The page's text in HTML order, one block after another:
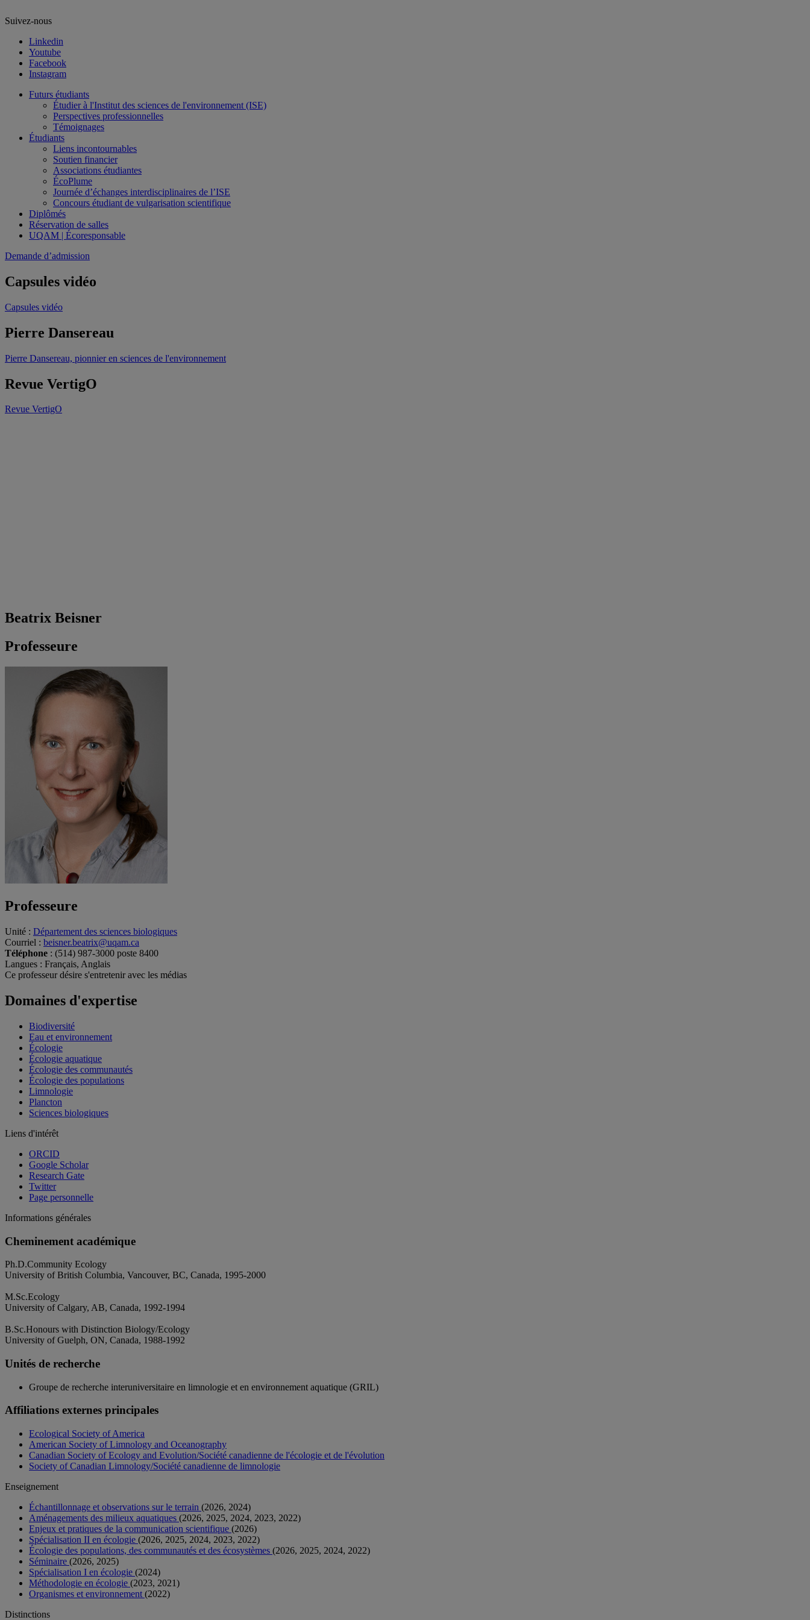
Suivez-nous
Linkedin
Youtube
Facebook
Instagram
Futurs étudiants
Étudier à l'Institut des sciences de l'environnement (ISE)
Perspectives professionnelles
Témoignages
Étudiants
Liens incontournables
Soutien financier
Associations étudiantes
ÉcoPlume
Journée d’échanges interdisciplinaires de l’ISE
Concours étudiant de vulgarisation scientifique
Diplômés
Réservation de salles
UQAM | Écoresponsable
Demande d’admission
Capsules vidéo
Capsules vidéo
Pierre Dansereau
Pierre Dansereau, pionnier en sciences de l'environnement
Revue VertigO
Revue VertigO
Beatrix Beisner
Professeure
Professeure
Unité : Département des sciences biologiques
Courriel : beisner.beatrix@uqam.ca
Téléphone : (514) 987-3000 poste 8400
Langues : Français, Anglais
Ce professeur désire s'entretenir avec les médias
Domaines d'expertise
Biodiversité
Eau et environnement
Écologie
Écologie aquatique
Écologie des communautés
Écologie des populations
Limnologie
Plancton
Sciences biologiques
Liens d'intérêt
ORCID
Google Scholar
Research Gate
Twitter
Page personnelle
Informations générales
Cheminement académique
Ph.D.Community Ecology
University of British Columbia, Vancouver, BC, Canada, 1995-2000
M.Sc.Ecology
University of Calgary, AB, Canada, 1992-1994
B.Sc.Honours with Distinction Biology/Ecology
University of Guelph, ON, Canada, 1988-1992
Unités de recherche
Groupe de recherche interuniversitaire en limnologie et en environnement aquatique (GRIL)
Affiliations externes principales
Ecological Society of America
American Society of Limnology and Oceanography
Canadian Society of Ecology and Evolution/Société canadienne de l'écologie et de l'évolution
Society of Canadian Limnology/Société canadienne de limnologie
Enseignement
Échantillonnage et observations sur le terrain (2026, 2024)
Aménagements des milieux aquatiques (2026, 2025, 2024, 2023, 2022)
Enjeux et pratiques de la communication scientifique (2026)
Spécialisation II en écologie (2026, 2025, 2024, 2023, 2022)
Écologie des populations, des communautés et des écosystèmes (2026, 2025, 2024, 2022)
Séminaire (2026, 2025)
Spécialisation I en écologie (2024)
Méthodologie en écologie (2023, 2021)
Organismes et environnement (2022)
Distinctions